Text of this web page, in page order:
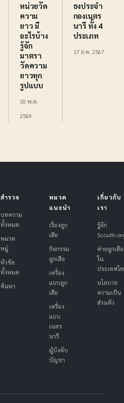
หน่วยวัด
ความ
ยาว มี
อะไรบ้าง
รู้จัก
มาตรา
วัดความ
ยาวทุก
รูปแบบ
30 พ.ค.
2569
ธงประจำ
กองเนตร
นารี ทั้ง 4
ประเภท
17 ธ.ค. 2567
สำรวจ
บทความ
ทั้งหมด
หมวด
หมู่
หัวข้อ
ทั้งหมด
ค้นหา
หมวด
แนะนำ
เรื่องลูก
เสือ
กิจกรรม
ลูกเสือ
เครื่อง
แบบลูก
เสือ
เครื่อง
แบบ
เนตร
นารี
ผู้บังคับ
บัญชา
เกี่ยวกับ
เรา
รู้จัก
ค่ายลูกเสือ
ใน
ประเทศไ
นโยบาย
ความเป็น
ส่วนตัว